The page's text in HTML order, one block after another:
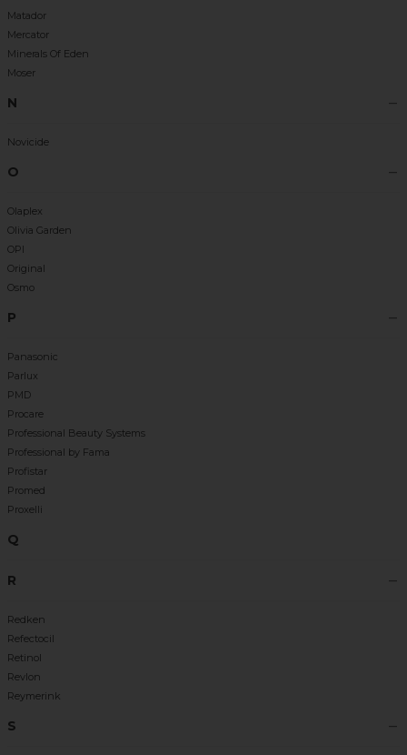
Matador
Mercator
Minerals Of Eden
Moser
N
Novicide
O
Olaplex
Olivia Garden
OPI
Original
Osmo
P
Panasonic
Parlux
PMD
Procare
Professional Beauty Systems
Professional by Fama
Profistar
Promed
Proxelli
Q
R
Redken
Refectocil
Retinol
Revlon
Reymerink
S